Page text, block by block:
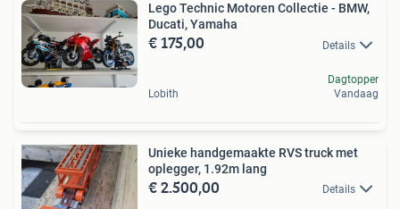
Lego Technic Motoren Collectie - BMW,
Ducati, Yamaha
€ 175,00 Details
Lobith
Dagtopper
Vandaag
Unieke handgemaakte RVS truck met
oplegger, 1.92m lang
€ 2.500,00 Details